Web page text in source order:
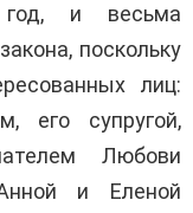
и весьма
поскольку
лиц:
его супругой,
Любови
и Еленой